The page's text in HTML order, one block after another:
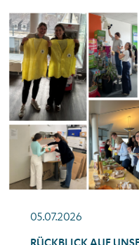
05.07.2026
RÜCKBLICK AUF